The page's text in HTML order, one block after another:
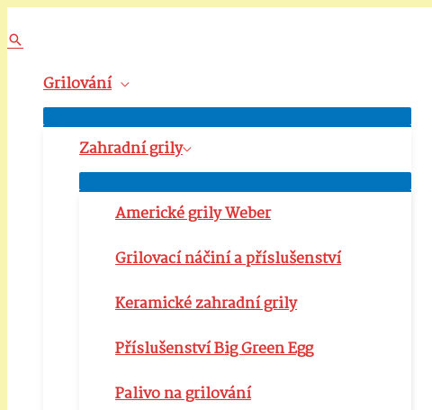
na
Hledat
Grilování
Přepínač
Zahradní grily
Přepínač
menu
Americké grily Weber
Grilovací náčiní a příslušenství
Keramické zahradní grily
Příslušenství Big Green Egg
Palivo na grilování